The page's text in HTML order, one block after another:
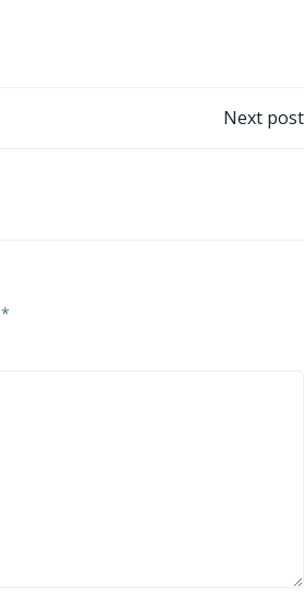
Next post
*